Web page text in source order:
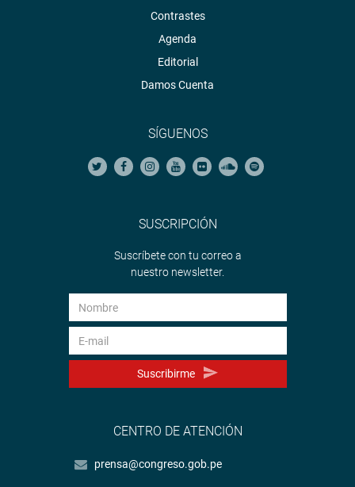
Contrastes
Agenda
Editorial
Damos Cuenta
SÍGUENOS
SUSCRIPCIÓN
Suscríbete con tu correo a
nuestro newsletter.
Suscribirme
CENTRO DE ATENCIÓN
prensa@congreso.gob.pe